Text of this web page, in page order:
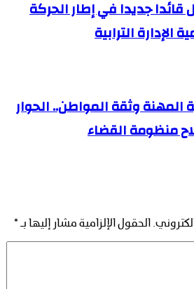
قائدا جديدا في إطار الحركة
الإدارة الترابية
المهنة وثقة المواطن.. الحوار
منظومة القضاء
الحقول الإلزامية مشار إليها بـ *